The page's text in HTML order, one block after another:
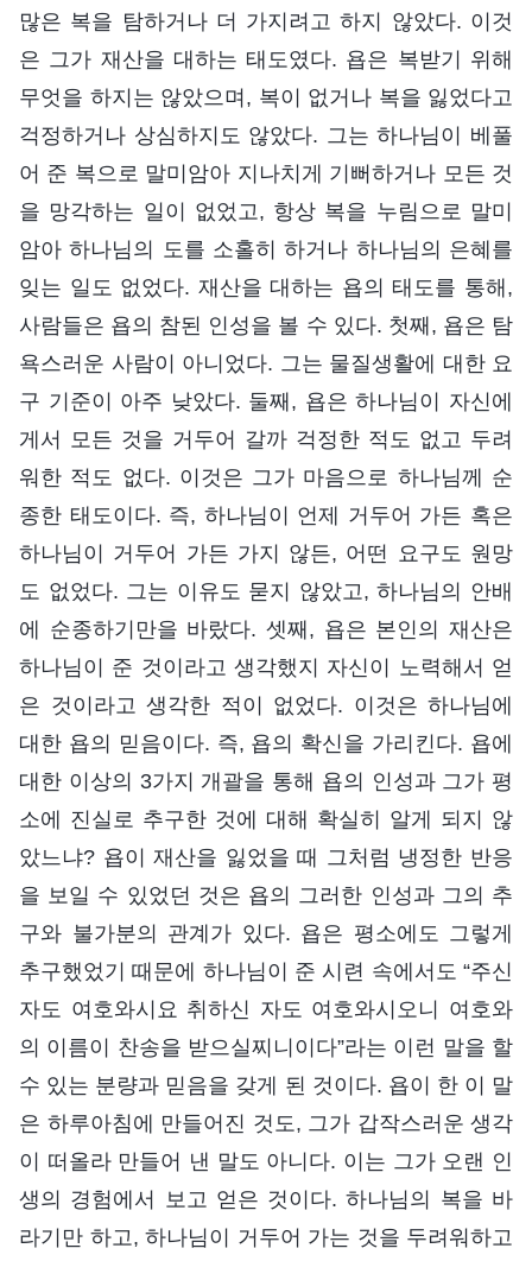
많은 복을 탐하거나 더 가지려고 하지 않았다. 이것
은 그가 재산을 대하는 태도였다. 욥은 복받기 위해
무엇을 하지는 않았으며, 복이 없거나 복을 잃었다고
걱정하거나 상심하지도 않았다. 그는 하나님이 베풀
어 준 복으로 말미암아 지나치게 기뻐하거나 모든 것
을 망각하는 일이 없었고, 항상 복을 누림으로 말미
암아 하나님의 도를 소홀히 하거나 하나님의 은혜를
잊는 일도 없었다. 재산을 대하는 욥의 태도를 통해,
사람들은 욥의 참된 인성을 볼 수 있다. 첫째, 욥은 탐
욕스러운 사람이 아니었다. 그는 물질생활에 대한 요
구 기준이 아주 낮았다. 둘째, 욥은 하나님이 자신에
게서 모든 것을 거두어 갈까 걱정한 적도 없고 두려
워한 적도 없다. 이것은 그가 마음으로 하나님께 순
종한 태도이다. 즉, 하나님이 언제 거두어 가든 혹은
하나님이 거두어 가든 가지 않든, 어떤 요구도 원망
도 없었다. 그는 이유도 묻지 않았고, 하나님의 안배
에 순종하기만을 바랐다. 셋째, 욥은 본인의 재산은
하나님이 준 것이라고 생각했지 자신이 노력해서 얻
은 것이라고 생각한 적이 없었다. 이것은 하나님에
대한 욥의 믿음이다. 즉, 욥의 확신을 가리킨다. 욥에
대한 이상의 3가지 개괄을 통해 욥의 인성과 그가 평
소에 진실로 추구한 것에 대해 확실히 알게 되지 않
았느냐? 욥이 재산을 잃었을 때 그처럼 냉정한 반응
을 보일 수 있었던 것은 욥의 그러한 인성과 그의 추
구와 불가분의 관계가 있다. 욥은 평소에도 그렇게
추구했었기 때문에 하나님이 준 시련 속에서도 “주신
자도 여호와시요 취하신 자도 여호와시오니 여호와
의 이름이 찬송을 받으실찌니이다”라는 이런 말을 할
수 있는 분량과 믿음을 갖게 된 것이다. 욥이 한 이 말
은 하루아침에 만들어진 것도, 그가 갑작스러운 생각
이 떠올라 만들어 낸 말도 아니다. 이는 그가 오랜 인
생의 경험에서 보고 얻은 것이다. 하나님의 복을 바
라기만 하고, 하나님이 거두어 가는 것을 두려워하고